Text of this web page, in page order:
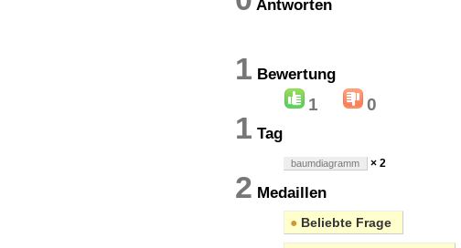
Antworten
1 Bewertung
1 0
1 Tag
baumdiagramm × 2
2 Medaillen
● Beliebte Frage